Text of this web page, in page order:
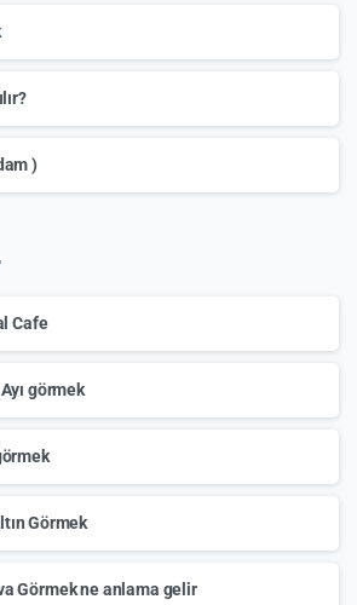
)
Cafe
görmek
Görmek
Görmek ne anlama gelir